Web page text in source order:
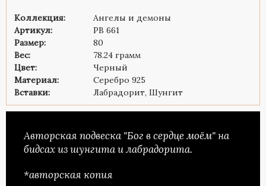
Коллекция:
Ангелы и демоны
Артикул:
PB 661
Размер:
80
Вес:
78.24 грамм
Цвет:
Черный
Материал:
Серебро 925
Вставки:
Лабрадорит, Шунгит
Авторская подвеска "Бог в сердце моём" на
бидсах из шунгита и лабрадорита.
*авторская копия